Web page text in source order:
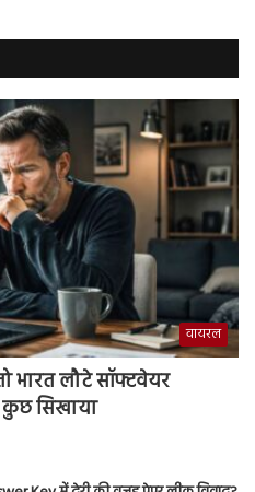
वायरल
भारत लौटे सॉफ्टवेयर
कुछ सिखाया